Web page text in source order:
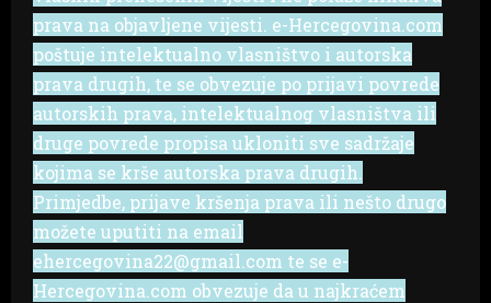
prava na objavljene vijesti. e-Hercegovina.com
poštuje intelektualno vlasništvo i autorska
prava drugih, te se obvezuje po prijavi povrede
autorskih prava, intelektualnog vlasništva ili
druge povrede propisa ukloniti sve sadržaje
kojima se krše autorska prava drugih.
Primjedbe, prijave kršenja prava ili nešto drugo
možete uputiti na email
ehercegovina22@gmail.com te se e-
Hercegovina.com obvezuje da u najkraćem